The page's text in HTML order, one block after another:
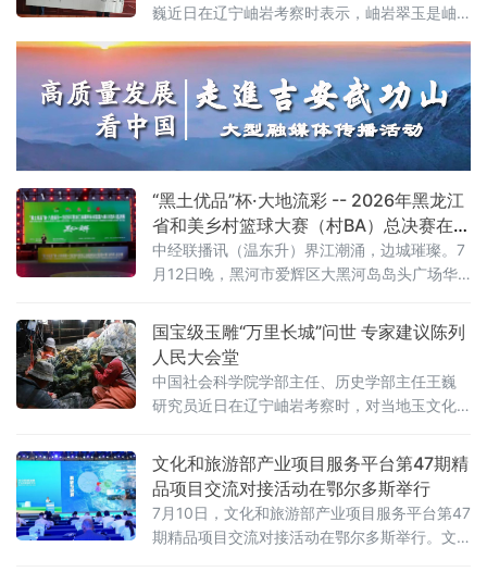
巍近日在辽宁岫岩考察时表示，岫岩翠玉是岫
的重要根基，研究、开发、发展翠玉是当代人
的重要责任。 王巍此行参观了位于岫岩的“中国
萬客来玉博园”。该园区集中国玉石博物馆、中
国翠玉产业展览馆、中国翠玉艺术馆等文化载
体于一体，以天然宝玉石精品展示为核心，融
“黑土优品”杯·大地流彩 -- 2026年黑龙江
省和美乡村篮球大赛（村BA）总决赛在边
城爱辉盛大开幕
中经联播讯（温东升）界江潮涌，边城璀璨。7
月12日晚，黑河市爱辉区大黑河岛岛头广场华
——2026年黑龙江省和美乡村篮球大赛（村
BA）总决赛在此隆重开幕。来自全省13个市
（地）及农垦、森工系统的22支农民球队跨越
山海，齐聚中俄边境名城，以篮球为媒介，展
乡土之魂，奏响“体育赋能乡村、文化点亮乡
国宝级玉雕“万里长城”问世 专家建议陈列
人民大会堂
中国社会科学院学部主任、历史学部主任王巍
研究员近日在辽宁岫岩考察时，对当地玉文化
桐玉文化博物馆期间，王巍仔细观摩了巨型玉
雕作品“万里长城”，详细询问创作历程后，建议
将这件代表当代岫岩玉雕最高水准的国宝级作
品陈列于人民大会堂。王巍指出，该作品将中
华万年玉文化与传统古文明有机交融，生动体
文化和旅游部产业项目服务平台第47期精
品项目交流对接活动在鄂尔多斯举行
7月10日，文化和旅游部产业项目服务平台第47
期精品项目交流对接活动在鄂尔多斯举行。文